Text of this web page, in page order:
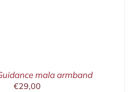
mala armband
€29,00